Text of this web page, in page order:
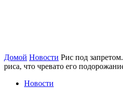
Домой Новости Рис под
риса, что чревато его
Новости